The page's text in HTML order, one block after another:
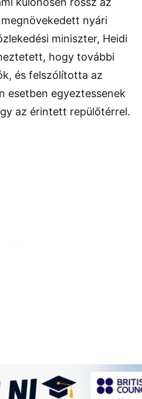
nyári
miniszter, Heidi
hogy további
és felszólította az
esetben egyeztessenek
az érintett repülőtérrel.